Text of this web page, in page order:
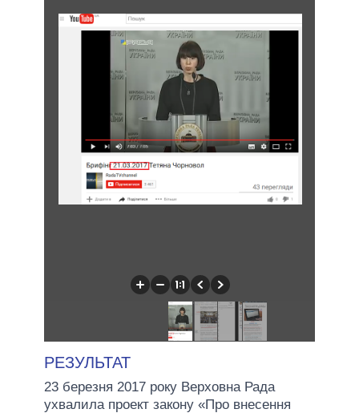
РЕЗУЛЬТАТ
23 березня 2017 року Верховна Рада
ухвалила проект закону «Про внесення